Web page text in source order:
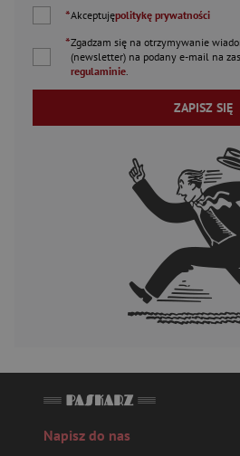
*Akceptujępolitykę prywatności
*Zgadzam się na otrzymywanie
(newsletter) na podany e-mail na
regulaminie
ZAPISZ SIĘ
Napisz do nas